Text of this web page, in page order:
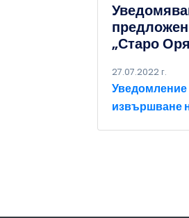
„Старо
27.07.2022 г.
Уведомление
извършване